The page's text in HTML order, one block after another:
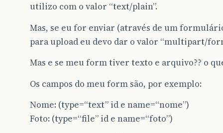
utilizo com o valor “text/plain”.
Mas, se eu for enviar (através de um
para upload eu devo dar o valor “multipart/
Mas e se meu form tiver texto e arquivo?? o
Os campos do meu form são, por exemplo:
Nome: (type=“text” id e name=“nome”)
Foto: (type=“file” id e name=“foto”)